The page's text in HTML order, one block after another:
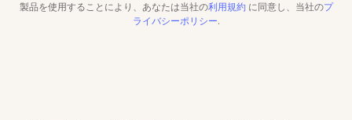
製品を使用することにより、あなたは当社の利用規約 に同意し、当社のプ
ライバシーポリシー.